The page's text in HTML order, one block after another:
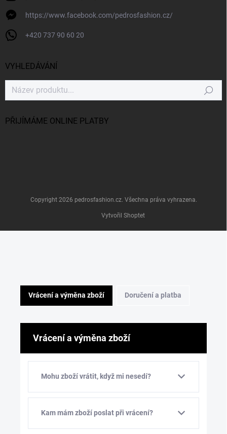
https://www.facebook.com/pedrosfashion.cz/
+420 737 90 60 20
VYHLEDÁVÁNÍ
Hledat
PŘIJÍMÁME ONLINE PLATBY
Vytvořil Shoptet
Copyright 2026 pedrosfashion.cz. Všechna práva vyhrazena.
Vrácení a výměna zboží Doručení a platba
Vrácení a výměna zboží
Mohu zboží vrátit, když mi nesedí?
Kam mám zboží poslat při vrácení?